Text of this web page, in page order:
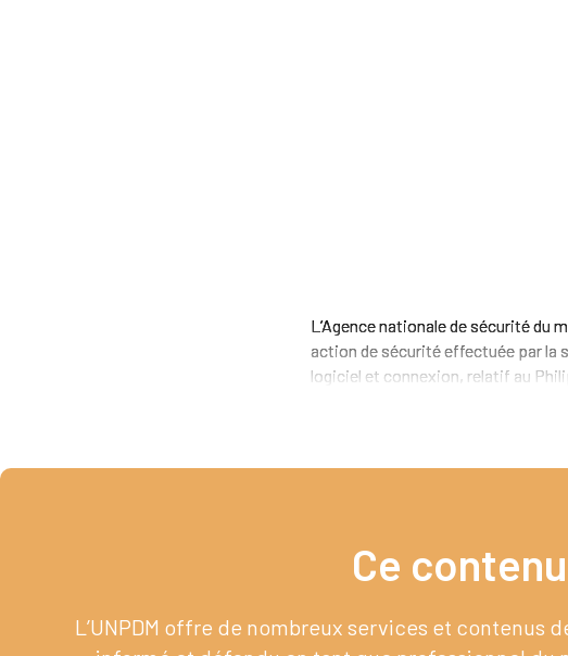
L’Agence nationale de sécurité du
action de sécurité effectuée par la
logiciel et connexion, relatif au
Ce
L’UNPDM offre de nombreux services et